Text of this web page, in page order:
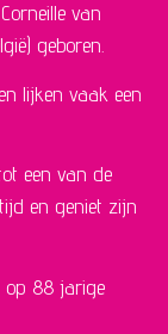
van
geboren.
lijken vaak een
een van de
en geniet zijn
op 88 jarige